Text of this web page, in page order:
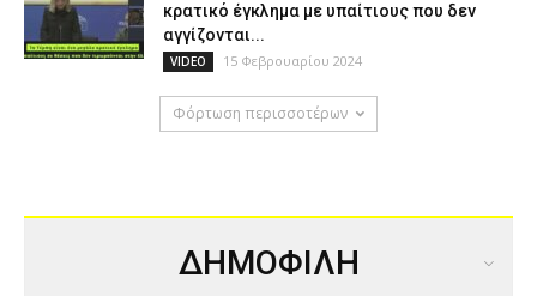
κρατικό έγκλημα με υπαίτιους που δεν
αγγίζονται...
VIDEO 15 Φεβρουαρίου 2024
Φόρτωση περισσοτέρων
ΔΗΜΟΦΙΛΗ